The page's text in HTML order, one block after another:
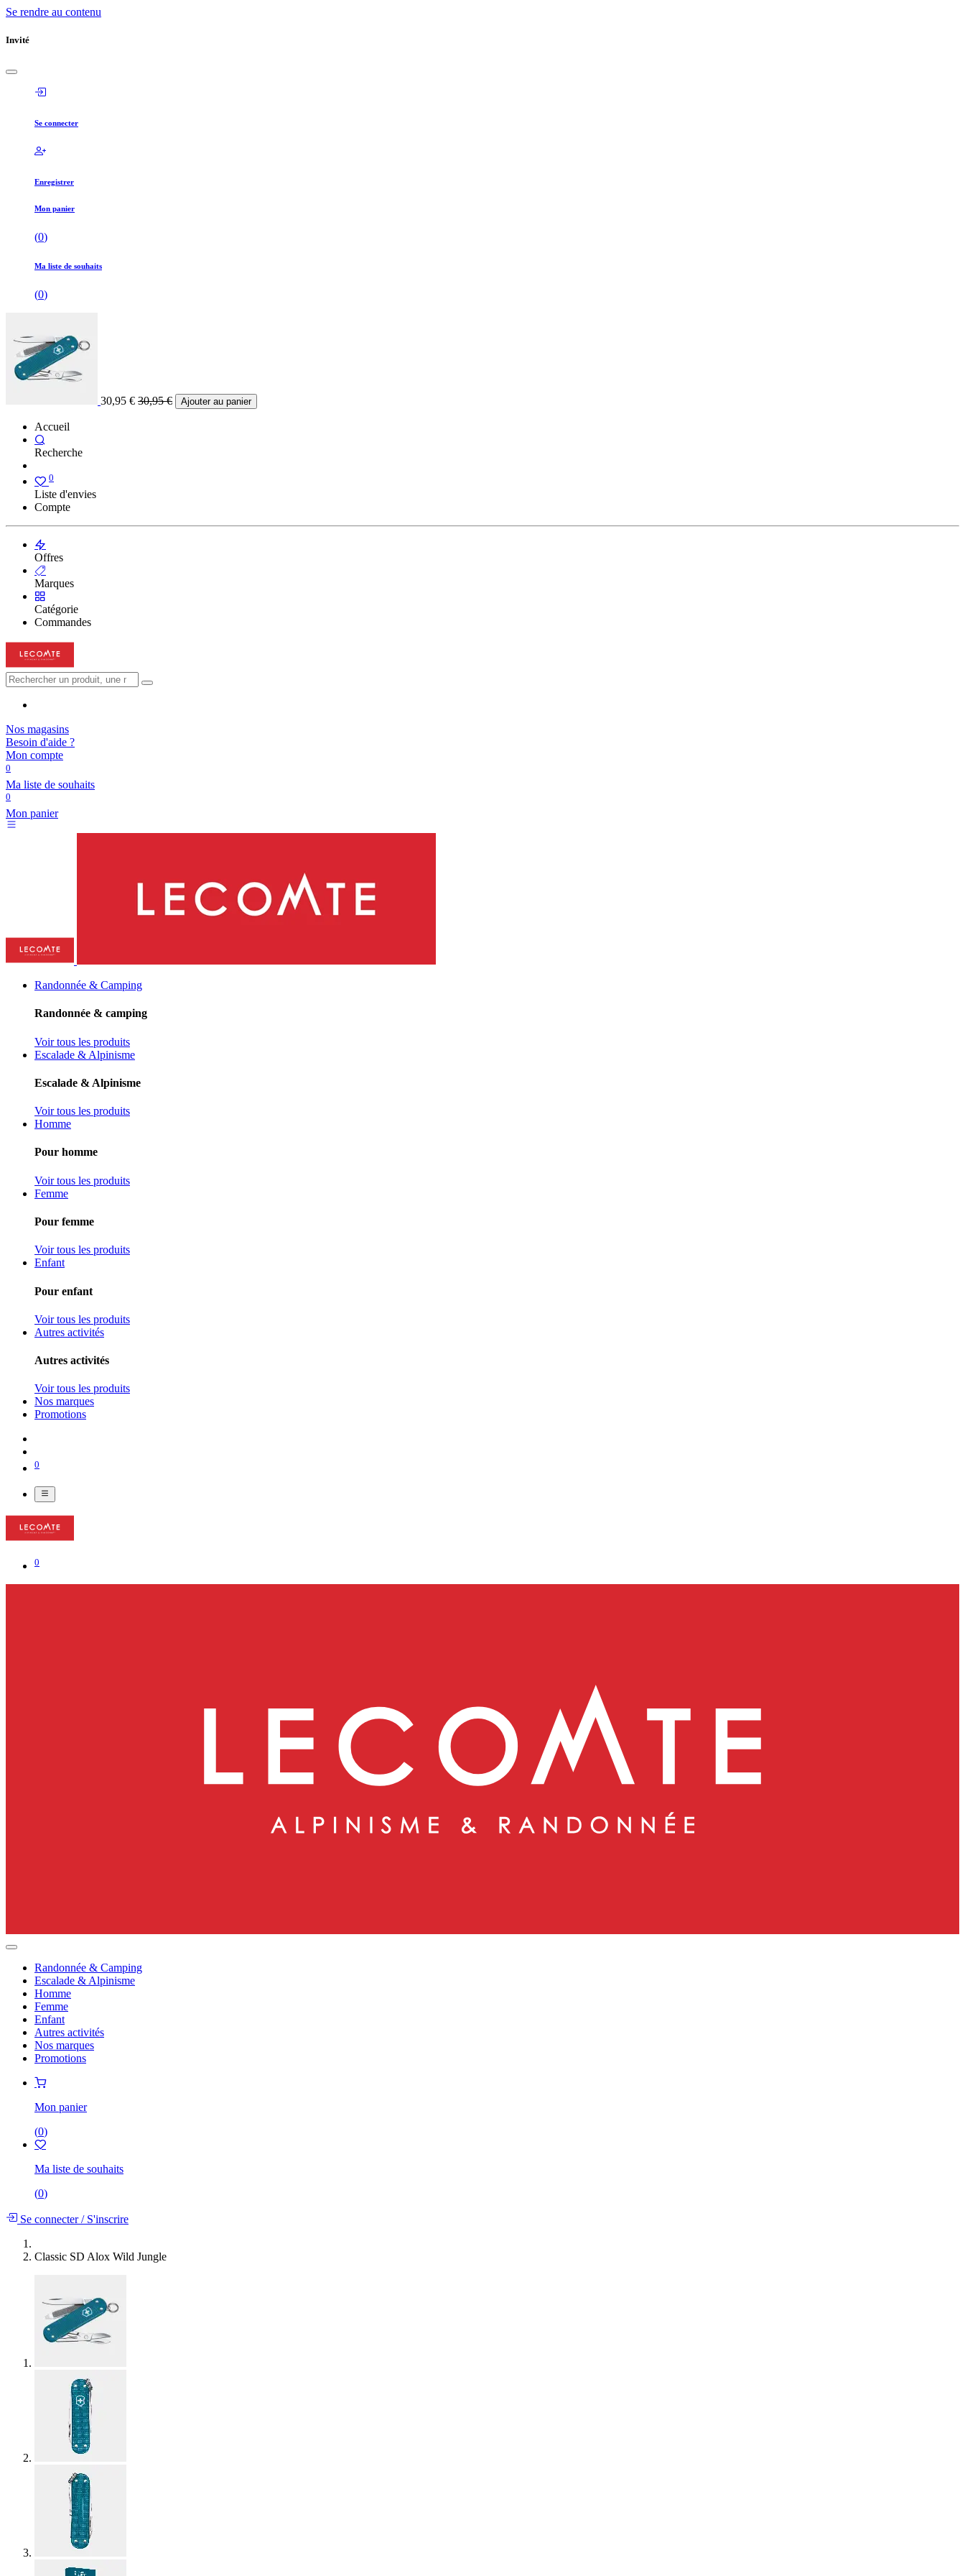
Se rendre au contenu
Invité
Se connecter
Enregistrer
Mon panier
(0)
Ma liste de souhaits
(0)
30,95 € 30,95€ Ajouter au panier
Accueil
Recherche
0
Liste d'envies
Compte
Offres
Marques
Catégorie
Commandes
Nos magasins
Besoin d'aide ?
Mon compte
0
Ma liste de souhaits
0
Mon panier
Randonnée & Camping
Randonnée & camping
Voir tous les produits
Escalade & Alpinisme
Escalade & Alpinisme
Voir tous les produits
Homme
Pour homme
Voir tous les produits
Femme
Pour femme
Voir tous les produits
Enfant
Pour enfant
Voir tous les produits
Autres activités
Autres activités
Voir tous les produits
Nos marques
Promotions
0
0
Randonnée & Camping
Escalade & Alpinisme
Homme
Femme
Enfant
Autres activités
Nos marques
Promotions
Mon panier
(0)
Ma liste de souhaits
(0)
Se connecter/S'inscrire
Classic SD Alox Wild Jungle